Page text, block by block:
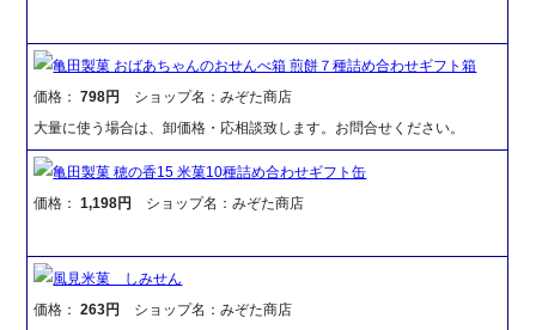
亀田製菓 おばあちゃんのおせんべ箱 煎餅７種詰め合わせギフト箱
価格：798円
ショップ名：みぞた商店
大量に使う場合は、卸価格・応相談致します。お問合せください。
亀田製菓 穂の香15 米菓10種詰め合わせギフト缶
価格：1,198円 ショップ名：みぞた商店
風見米菓 しみせん
価格：263円 ショップ名：みぞた商店